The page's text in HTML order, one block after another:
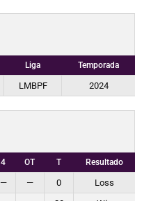
Liga Temporada
LMBPF 2024
4 OT T Resultado
— — 0
Loss